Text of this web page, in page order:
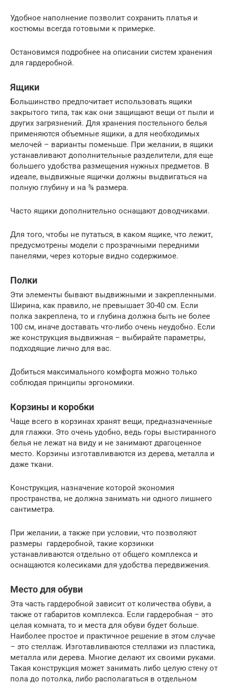
Удобное наполнение позволит сохранить платья и
костюмы всегда готовыми к примерке.
Остановимся подробнее на описании систем хранения
для гардеробной.
Ящики
Большинство предпочитает использовать ящики
закрытого типа, так как они защищают вещи от пыли и
других загрязнений. Для хранения постельного белья
применяются объемные ящики, а для необходимых
мелочей – варианты поменьше. При желании, в ящики
устанавливают дополнительные разделители, для еще
большего удобства размещения нужных предметов. В
идеале, выдвижные ящички должны выдвигаться на
полную глубину и на ¾ размера.
Часто ящики дополнительно оснащают доводчиками.
Для того, чтобы не путаться, в каком ящике, что лежит,
предусмотрены модели с прозрачными передними
панелями, через которые видно содержимое.
Полки
Эти элементы бывают выдвижными и закрепленными.
Ширина, как правило, не превышает 30-40 см. Если
полка закреплена, то и глубина должна быть не более
100 см, иначе доставать что-либо очень неудобно. Если
же конструкция выдвижная – выбирайте параметры,
подходящие лично для вас.
Добиться максимального комфорта можно только
соблюдая принципы эргономики.
Корзины и коробки
Чаще всего в корзинах хранят вещи, предназначенные
для глажки. Это очень удобно, ведь горы выстиранного
белья не лежат на виду и не занимают драгоценное
место. Корзины изготавливаются из дерева, металла и
даже ткани.
Конструкция, назначение которой экономия
пространства, не должна занимать ни одного лишнего
сантиметра.
При желании, а также при условии, что позволяют
размеры гардеробной, такие корзинки
устанавливаются отдельно от общего комплекса и
оснащаются колесиками для удобства передвижения.
Место для обуви
Эта часть гардеробной зависит от количества обуви, а
также от габаритов комплекса. Если гардеробная – это
целая комната, то и места для обуви будет больше.
Наиболее простое и практичное решение в этом случае
– это стеллаж. Изготавливаются стеллажи из пластика,
металла или дерева. Многие делают их своими руками.
Такая конструкция может занимать либо целую стену от
пола до потолка, либо располагаться в отдельном